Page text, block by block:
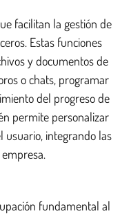
facilitan la gestión de
Estas funciones
y documentos de
o chats, programar
del progreso de
permite personalizar
usuario, integrando las
fundamental al